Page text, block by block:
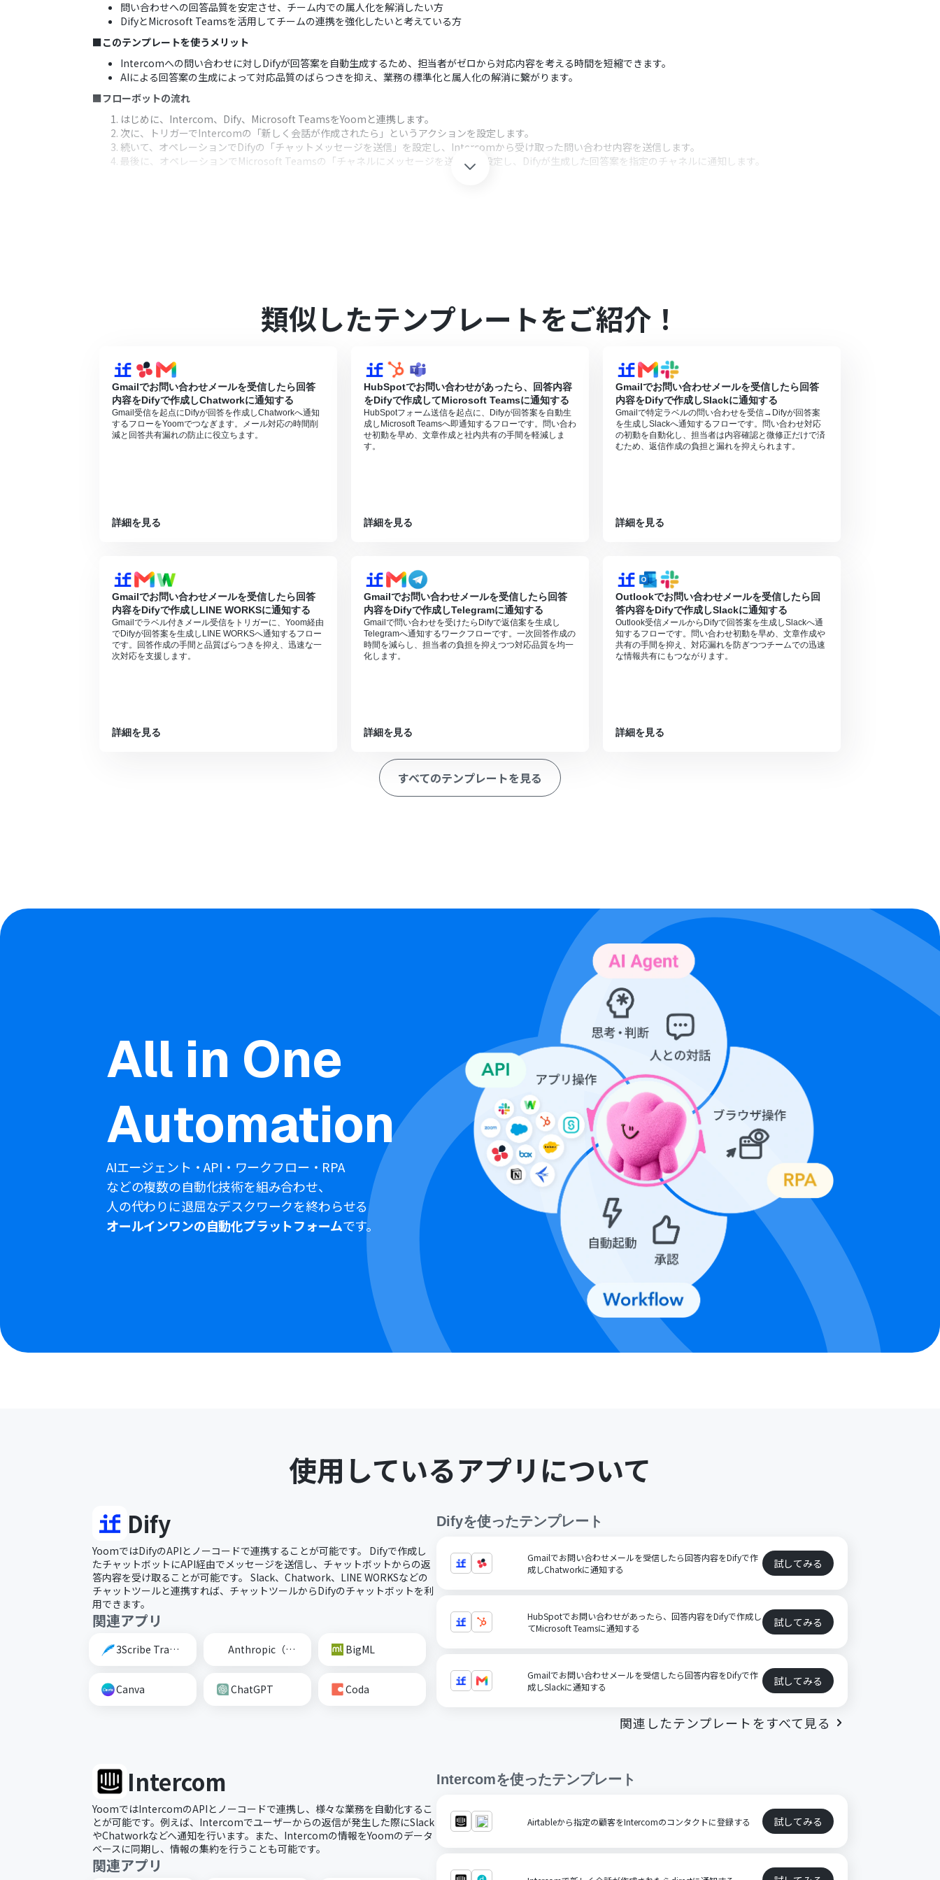
問い合わせへの回答品質を安定させ、チーム内での属人化を解消したい方
DifyとMicrosoft Teamsを活用してチームの連携を強化したいと考えている方
■このテンプレートを使うメリット
Intercomへの問い合わせに対しDifyが回答案を自動生成するため、担当者がゼロから対応内容を考える時間を短縮できます。
AIによる回答案の生成によって対応品質のばらつきを抑え、業務の標準化と属人化の解消に繋がります。
■フローボットの流れ
はじめに、Intercom、Dify、Microsoft TeamsをYoomと連携します。
次に、トリガーでIntercomの「新しく会話が作成されたら」というアクションを設定します。
続いて、オペレーションでDifyの「チャットメッセージを送信」を設定し、Intercomから受け取った問い合わせ内容を送信します。
最後に、オペレーションでMicrosoft Teamsの「チャネルにメッセージを送る」を設定し、Difyが生成した回答案を指定のチャネルに通知します。
Intercomのマイアプリ連携方法はこちらをご参照ください。
こちら をご参照ください。
Microsoft365（旧Office365）には、家庭向けプランと一般法人向けプラン（Microsoft365 Business）があり、一般法人向けプランに加入していない場合には認証
トリガーは5分、10分、15分、30分、60分の間隔で起動間隔を選択できます。
プランによって最短の起動間隔が異なりますので、ご注意ください。
類似したテンプレートをご紹介！
Gmailでお問い合わせメールを受信したら回答
内容をDifyで作成しChatworkに通知する
Gmail受信を起点にDifyが回答を作成しChatworkへ通知
するフローをYoomでつなぎます。メール対応の時間削
減と回答共有漏れの防止に役立ちます。
詳細を見る
HubSpotでお問い合わせがあったら、回答内容
をDifyで作成してMicrosoft Teamsに通知する
HubSpotフォーム送信を起点に、Difyが回答案を自動生
成しMicrosoft Teamsへ即通知するフローです。問い合わ
せ初動を早め、文章作成と社内共有の手間を軽減しま
す。
詳細を見る
Gmailでお問い合わせメールを受信したら回答
内容をDifyで作成しSlackに通知する
Gmailで特定ラベルの問い合わせを受信→Difyが回答案
を生成しSlackへ通知するフローです。問い合わせ対応
の初動を自動化し、担当者は内容確認と微修正だけで済
むため、返信作成の負担と漏れを抑えられます。
詳細を見る
Gmailでお問い合わせメールを受信したら回答
内容をDifyで作成しLINE WORKSに通知する
Gmailでラベル付きメール受信をトリガーに、Yoom経由
でDifyが回答案を生成しLINE WORKSへ通知するフロー
です。回答作成の手間と品質ばらつきを抑え、迅速な一
次対応を支援します。
詳細を見る
Gmailでお問い合わせメールを受信したら回答
内容をDifyで作成しTelegramに通知する
Gmailで問い合わせを受けたらDifyで返信案を生成し
Telegramへ通知するワークフローです。一次回答作成の
時間を減らし、担当者の負担を抑えつつ対応品質を均一
化します。
詳細を見る
Outlookでお問い合わせメールを受信したら回
答内容をDifyで作成しSlackに通知する
Outlook受信メールからDifyで回答案を生成しSlackへ通
知するフローです。問い合わせ初動を早め、文章作成や
共有の手間を抑え、対応漏れを防ぎつつチームでの迅速
な情報共有にもつながります。
詳細を見る
すべてのテンプレートを見る
All in One
Automation
AIエージェント・API・ワークフロー・RPA
などの複数の自動化技術を組み合わせ、
人の代わりに退屈なデスクワークを終わらせる
オールインワンの自動化プラットフォームです。
使用しているアプリについて
Dify
YoomではDifyのAPIとノーコードで連携することが可能です。 Difyで作成し
たチャットボットにAPI経由でメッセージを送信し、チャットボットからの返
答内容を受け取ることが可能です。 Slack、Chatwork、LINE WORKSなどの
チャットツールと連携すれば、チャットツールからDifyのチャットボットを利
用できます。
関連アプリ
3Scribe Transcription Anthropic（Claude） BigML
Canva ChatGPT Coda
Difyを使ったテンプレート
Gmailでお問い合わせメールを受信したら回答内容をDifyで作
成しChatworkに通知する
試してみる
HubSpotでお問い合わせがあったら、回答内容をDifyで作成し
てMicrosoft Teamsに通知する
試してみる
Gmailでお問い合わせメールを受信したら回答内容をDifyで作
成しSlackに通知する
試してみる
関連したテンプレートをすべて見る
Intercom
YoomではIntercomのAPIとノーコードで連携し、様々な業務を自動化するこ
とが可能です。例えば、Intercomでユーザーからの返信が発生した際にSlack
やChatworkなどへ通知を行います。また、Intercomの情報をYoomのデータ
ベースに同期し、情報の集約を行うことも可能です。
関連アプリ
Intercomを使ったテンプレート
Airtableから指定の顧客をIntercomのコンタクトに登録する 試してみる